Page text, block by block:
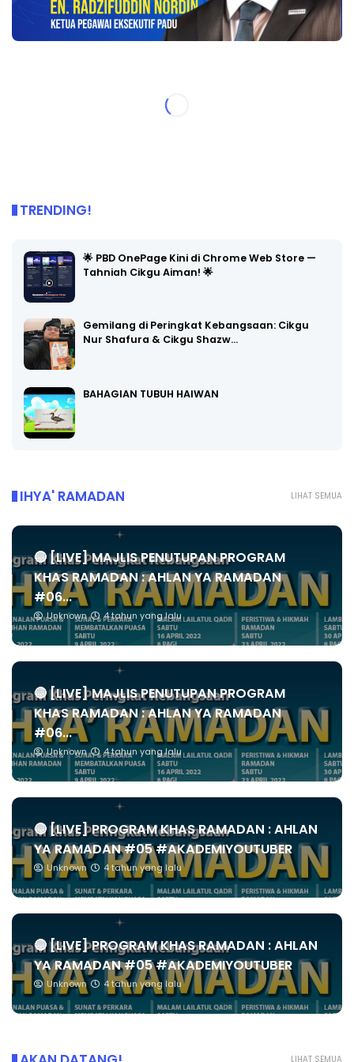
TRENDING!
🌟 PBD OnePage Kini di Chrome Web Store —
Tahniah Cikgu Aiman! 🌟
Gemilang di Peringkat Kebangsaan: Cikgu
Nur Shafura & Cikgu Shazw…
BAHAGIAN TUBUH HAIWAN
LIHAT SEMUA
IHYA' RAMADAN
🔴 [LIVE] MAJLIS PENUTUPAN PROGRAM
KHAS RAMADAN : AHLAN YA RAMADAN
#06...
Unknown 4 tahun yang lalu
🔴 [LIVE] MAJLIS PENUTUPAN PROGRAM
KHAS RAMADAN : AHLAN YA RAMADAN
#06...
Unknown 4 tahun yang lalu
🔴 [LIVE] PROGRAM KHAS RAMADAN : AHLAN
YA RAMADAN #05 #AKADEMIYOUTUBER
Unknown 4 tahun yang lalu
🔴 [LIVE] PROGRAM KHAS RAMADAN : AHLAN
YA RAMADAN #05 #AKADEMIYOUTUBER
Unknown 4 tahun yang lalu